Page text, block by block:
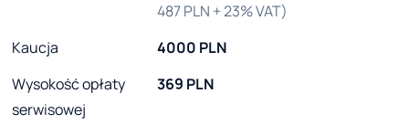
487 PLN + 23% VAT)
Kaucja
4000 PLN
Wysokość opłaty
serwisowej
369 PLN